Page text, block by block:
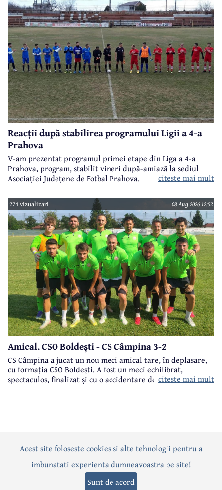
Reacții după stabilirea programului Ligii a 4-a
Prahova
V-am prezentat programul primei etape din Liga a 4-a
Prahova, program, stabilit vineri după-amiază la sediul
Asociației Județene de Fotbal Prahova.
citeste mai mult
274 vizualizari 08 Aug 2026 12:52
Amical. CSO Boldești - CS Câmpina 3-2
CS Câmpina a jucat un nou meci amical tare, în deplasare,
cu formația CSO Boldești. A fost un meci echilibrat,
spectaculos, finalizat și cu o accidentare destul de gravă, la
citeste mai mult
ActualitatePoliticăSocialEvenimentInterviuri
Editorial Sport Anunțuri
Acest site foloseste cookies si alte tehnologii pentru a
imbunatati experienta dumneavoastra pe site!
Sunt de acord